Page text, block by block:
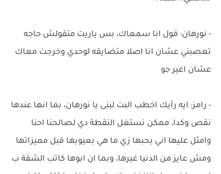
- نورهان: قول انا سمعاك، بس ياريت متقولش حاجه
تعصبني عشان انا اصلا متضايقه لوحدي وخرجت معاك
عشان اغير جو
- رامز: ايه رأيك اخطب البت لبنى يا نورهان، بما انها عندها
نقص وكدا، ممكن نستغل النقطة دي لصالحنا احنا
وامثل عليها اني بحبها زي ما هي بعيوبها قبل مميزاتها
ومش عايز من الدنيا غيرها، وبما ان ابوها كاتب الشقة ب